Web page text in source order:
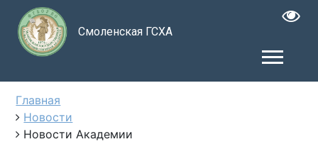
Смоленская ГСХА
Главная
Новости
Новости Академии